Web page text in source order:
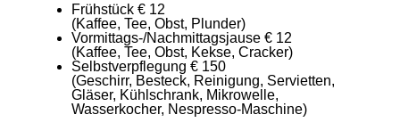
Frühstück € 12
(Kaffee, Tee, Obst, Plunder)
Vormittags-/Nachmittagsjause € 12
(Kaffee, Tee, Obst, Kekse, Cracker)
Selbstverpflegung € 150
(Geschirr, Besteck, Reinigung, Servietten,
Gläser, Kühlschrank, Mikrowelle,
Wasserkocher, Nespresso-Maschine)